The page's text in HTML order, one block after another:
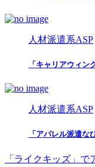
人材派遣系ASP
「キャリアウィン
人材派遣系ASP
「アパレル派遣な
「ライクキッズ」